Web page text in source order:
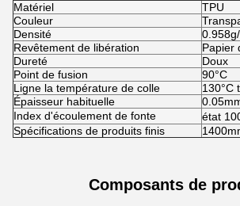
Matériel
TPU
Couleur
Densité
Revêtement de libération
Papier
Dureté
Doux
Point de fusion
90°C
Ligne la température de colle
130°C
Épaisseur habituelle
Index d'écoulement de fonte
état
Spécifications de produits finis
Composants de